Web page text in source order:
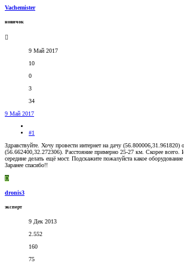
Vachemister
новичок
9 Май 2017
10
0
3
34
9 Май 2017
#1
Здравствуйте. Хочу провести интернет на дачу (56.800006,31.961820)
(56.662400,32.272306). Расстояние примерно 25-27 км. Скорее всего.
середине делать ещё мост. Подскажите пожалуйста какое
Заранее спасибо!!
D
dronis3
эксперт
9 Дек 2013
2.552
160
75